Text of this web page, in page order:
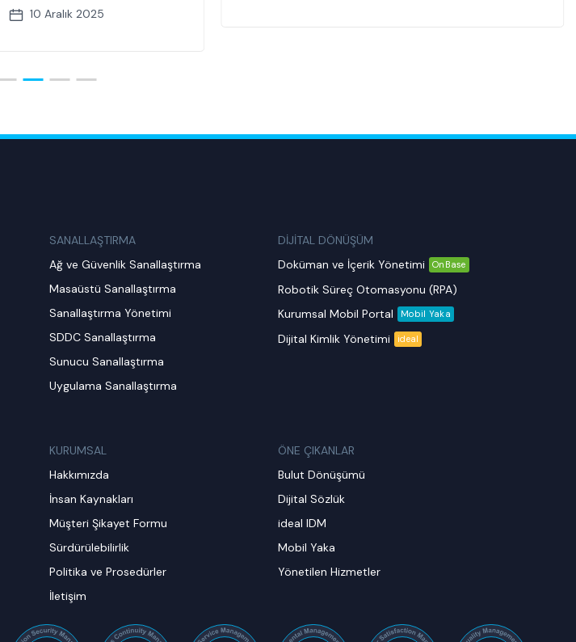
10 Aralık 2025
SANALLAŞTIRMA
Ağ ve Güvenlik Sanallaştırma
Masaüstü Sanallaştırma
Sanallaştırma Yönetimi
SDDC Sanallaştırma
Sunucu Sanallaştırma
Uygulama Sanallaştırma
DİJİTAL DÖNÜŞÜM
Doküman ve İçerik Yönetimi
OnBase
Robotik Süreç Otomasyonu (RPA)
Kurumsal Mobil Portal
Mobil Yaka
Dijital Kimlik Yönetimi ideal
KURUMSAL
Hakkımızda
İnsan Kaynakları
Müşteri Şikayet Formu
Sürdürülebilirlik
Politika ve Prosedürler
İletişim
ÖNE ÇIKANLAR
Bulut Dönüşümü
Dijital Sözlük
ideal IDM
Mobil Yaka
Yönetilen Hizmetler